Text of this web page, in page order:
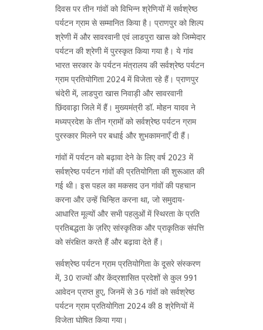
दिवस पर तीन गांवों को विभिन्न श्रेणियों में सर्वश्रेष्ठ
पर्यटन ग्राम से सम्मानित किया है। प्राणपुर को शिल्प
श्रेणी में और सावरवानी एवं लाडपुरा खास को जिम्मेदार
पर्यटन की श्रेणी में पुरस्कृत किया गया है। ये गांव
भारत सरकार के पर्यटन मंत्रालय की सर्वश्रेष्ठ पर्यटन
ग्राम प्रतियोगिता 2024 में विजेता रहे हैं। प्राणपुर
चंदेरी में, लाडपुरा खास निवाड़ी और सावरवानी
छिंदवाड़़ा जिले में हैं। मुख्यमंत्री डॉ. मोहन यादव ने
मध्यप्रदेश के तीन ग्रामों को सर्वश्रेष्ठ पर्यटन ग्राम
पुरस्कार मिलने पर बधाई और शुभकामनाएँ दी हैं।
गांवों में पर्यटन को बढ़ावा देने के लिए वर्ष 2023 में
सर्वश्रेष्ठ पर्यटन गांवों की प्रतियोगिता की शुरूआत की
गई थी। इस पहल का मकसद उन गांवों की पहचान
करना और उन्हें चिन्हित करना था, जो समुदाय-
आधारित मूल्यों और सभी पहलुओं में स्थिरता के प्रति
प्रतिबद्धता के ज़रिए सांस्कृतिक और प्राकृतिक संपत्ति
को संरक्षित करते हैं और बढ़ावा देते हैं।
सर्वश्रेष्ठ पर्यटन ग्राम प्रतियोगिता के दूसरे संस्करण
में, 30 राज्यों और केंद्रशासित प्रदेशों से कुल 991
आवेदन प्राप्त हुए, जिनमें से 36 गांवों को सर्वश्रेष्ठ
पर्यटन ग्राम प्रतियोगिता 2024 की 8 श्रेणियों में
विजेता घोषित किया गया।